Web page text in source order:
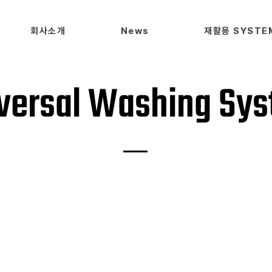
회사소개 News 재활용
Washing